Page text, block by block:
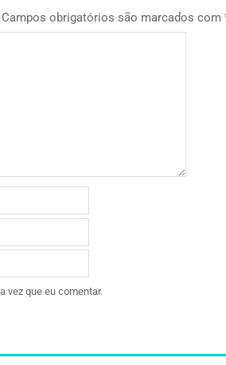
Campos obrigatórios são marcados com
vez que eu comentar.